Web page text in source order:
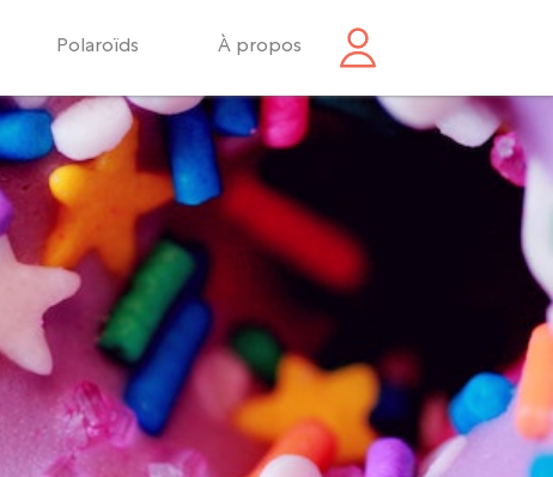
Polaroïds À propos